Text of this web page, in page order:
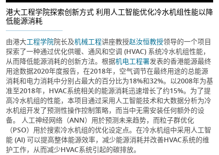
港大工程学院探索创新方式 利用人工智能优化冷水机组性能以降
低能源消耗
由港大工程学院院长及机械工程讲座教授赵汝恒教授领导的一个项目
探索了一种通过优化供暖、通风和空调 (HVAC) 系统冷水机组性能，
从而降低能源消耗的创新方法。根据机电工程署发表的香港能源最终
用途数据2020年度报告，在2018年，空气调节在最终用途的总能源
消耗和电力消耗中分别占最大的百分比为18%和32%。以2008年为基
准至2018年，HVAC系统相关的能源消耗迅速增长了约15%。为了提
高冷水机组的性能，本项目通过采用人工智能技术和大数据分析为冷
水机组开发了预测性操作控制策略，而当中无需安装任何额外的设
备。 人工神经网络（ANN）用於预测未来趋势，而粒子群优化
（PSO）用於搜索冷水机组的优化设定点。在冷水机组中采用人工智
能 (AI) 可以提高整体能源效率，减少能源消耗并改善HVAC系统的维
护工作，从而减少HVAC系统引起的碳排放。